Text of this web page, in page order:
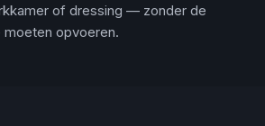
of dressing — zonder de
opvoeren.